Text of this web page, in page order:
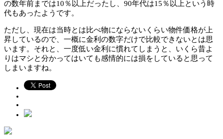
の数年前までは10％以上だったし、90年代は15％以上という時
代もあったようです。
ただし、現在は当時とは比べ物にならないくらい物件価格が上
昇しているので、一概に金利の数字だけで比較できないとは思
います。それと、一度低い金利に慣れてしまうと、いくら昔よ
りはマシと分かってはいても感情的には損をしていると思って
しまいますね。